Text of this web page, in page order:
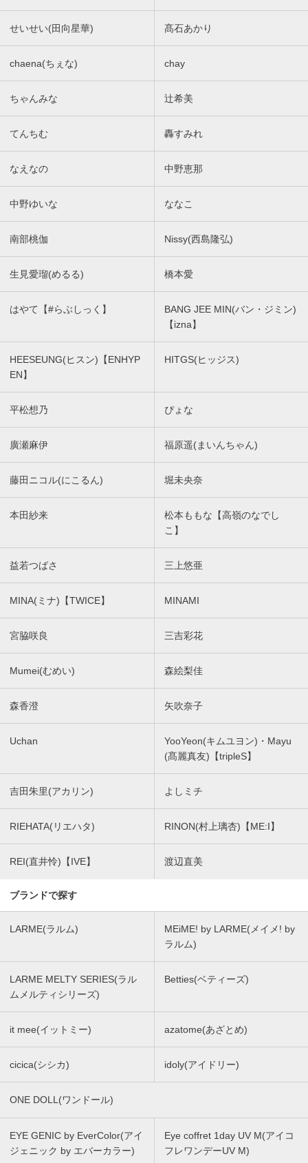
せいせい(田向星華) 髙石あかり
chaena(ちぇな) chay
ちゃんみな 辻希美
てんちむ 轟すみれ
なえなの 中野恵那
中野ゆいな ななこ
南部桃伽 Nissy(西島隆弘)
生見愛瑠(めるる) 橋本愛
はやて【#らぶしっく】
BANG JEE MIN(バン・ジミン)
【izna】
HEESEUNG(ヒスン)【ENHYP
EN】
HITGS(ヒッジス)
平松想乃 ぴょな
廣瀬麻伊 福原遥(まいんちゃん)
藤田ニコル(にこるん) 堀未央奈
本田紗来
松本ももな【高嶺のなでし
こ】
益若つばさ 三上悠亜
MINA(ミナ)【TWICE】 MINAMI
宮脇咲良 三吉彩花
Mumei(むめい) 森絵梨佳
森香澄 矢吹奈子
Uchan
YooYeon(キムユヨン)・Mayu
(髙麗真友)【tripleS】
吉田朱里(アカリン) よしミチ
RIEHATA(リエハタ) RINON(村上璃杏)【ME:I】
REI(直井怜)【IVE】 渡辺直美
ブランドで探す
LARME(ラルム)
MEiME! by LARME(メイメ! by
ラルム)
LARME MELTY SERIES(ラル
ムメルティシリーズ)
Betties(ベティーズ)
it mee(イットミー) azatome(あざとめ)
cicica(シシカ) idoly(アイドリー)
ONE DOLL(ワンドール)
EYE GENIC by EverColor(アイ
ジェニック by エバーカラー)
Eye coffret 1day UV M(アイコ
フレワンデーUV M)